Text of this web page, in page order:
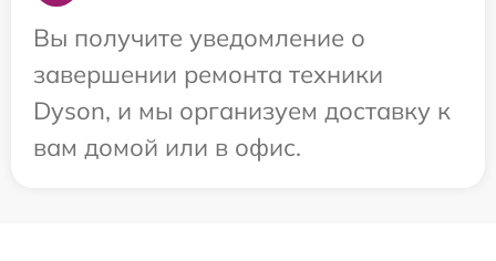
Вы получите уведомление о
завершении ремонта техники
Dyson, и мы организуем доставку к
вам домой или в офис.